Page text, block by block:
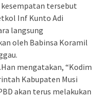
kesempatan tersebut
Inf Kunto Adi
langsung
oleh Babinsa Koramil
mengatakan, “Kodim
Kabupaten Musi
akan terus melakukan